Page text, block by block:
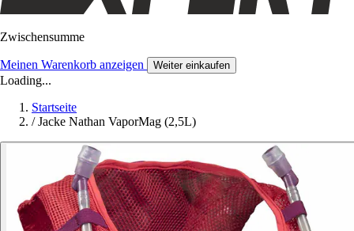
Zwischensumme
Meinen Warenkorb anzeigen Weiter einkaufen
Loading...
Startseite
/ Jacke Nathan VaporMag (2,5L)